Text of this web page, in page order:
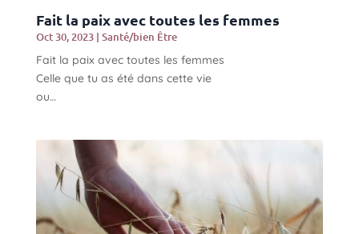
Fait la paix avec toutes les femmes
Oct 30, 2023| Santé/bien Être
Fait la paix avec toutes les femmes
Celle que tu as été dans cette vie
ou…